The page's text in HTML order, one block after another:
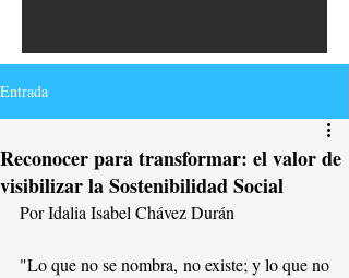
Entrada
Reconocer para transformar: el valor de
visibilizar la Sostenibilidad Social
Por Idalia Isabel Chávez Durán
"Lo que no se nombra, no existe; y lo que no